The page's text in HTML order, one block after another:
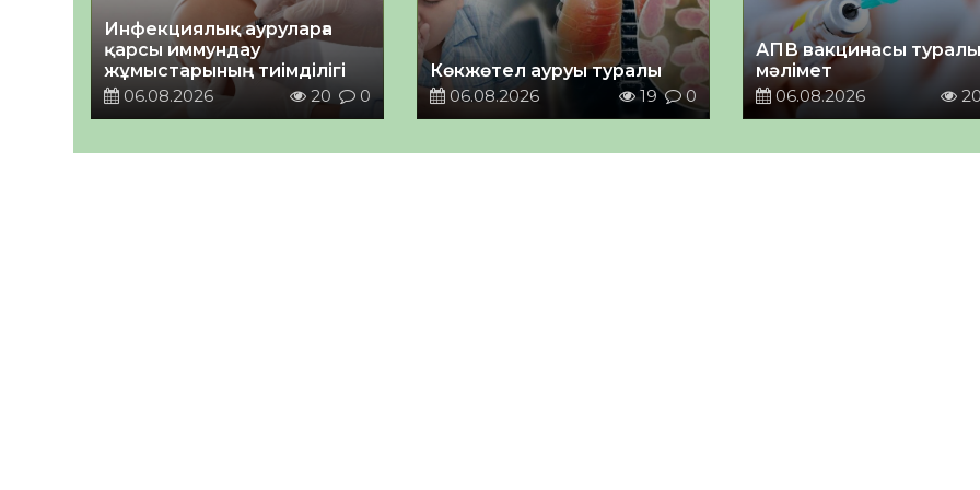
Инфекциялық ауруларға
қарсы иммундау
жұмыстарының тиімділігі
06.08.2026
20 0
Көкжөтел ауруы туралы
06.08.2026
19 0
АПВ вакцинасы туралы
мәлімет
06.08.2026